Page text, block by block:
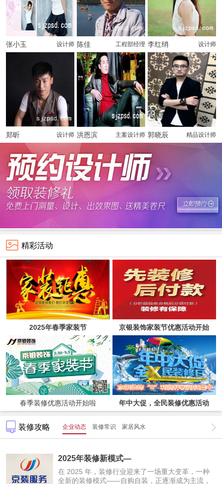
张小玉 设计师 陈佳 工程部经理 李红绡 设计师
郑昕 设计师 洪恩滨 主案设计师 郭晓辰 精品设计师
精彩活动
2025年春季家装节
京银装饰家装节优惠活动开始
啦！
春季装修优惠活动开始啦 年中大促，全民装修优惠活动
装修攻略 企业动态 装修常识 家居风水
2025年装修新模式—
在 2025 年，装修行业迎来了一场重大变革，一种
全新的装修模式——自购自装，正逐渐成为主流，